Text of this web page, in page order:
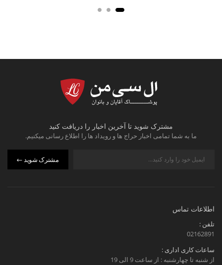
مشترک شوید تا آخرین اخبار را دریافت کنید
ما به شما تمامی اخبار حراج ها و رویداد ها را اطلاع رسانی میکنیم.
مشترک شوید
اطلاعات تماس
تلفن :
02162891
ساعات کاری اداری :
از شنبه تا چهارشنبه : از ساعت 9 الی 19